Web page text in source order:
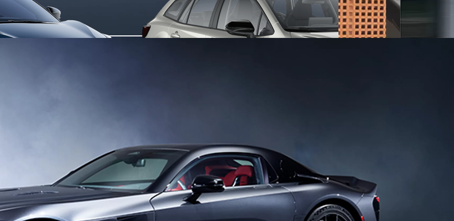
Da
Anche con finanziamento Toyota Easy Next da € 239 al mese
TAN 7,75 % TAEG 9,20 %
47 rate con anticipo € 12.860,00
rata finale € 12.780